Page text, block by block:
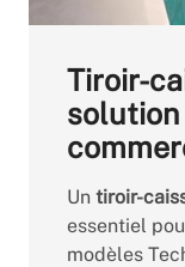
Tiroir-
Un tiroir-
essentiel
modèles